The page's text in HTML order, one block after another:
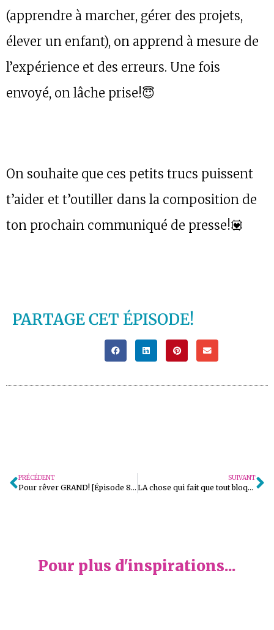
(apprendre à marcher, gérer des projets,
élever un enfant), on apprend à mesure de
l’expérience et des erreurs. Une fois
envoyé, on lâche prise!😇
On souhaite que ces petits trucs puissent
t’aider et t’outiller dans la composition de
ton prochain communiqué de presse!💟
PARTAGE CET ÉPISODE!
PRÉCÉDENT
Pour rêver GRAND! [Épisode 84]
SUIVANT
LA chose qui fait que tout bloque [Épisode 86]
Pour plus d'inspirations...